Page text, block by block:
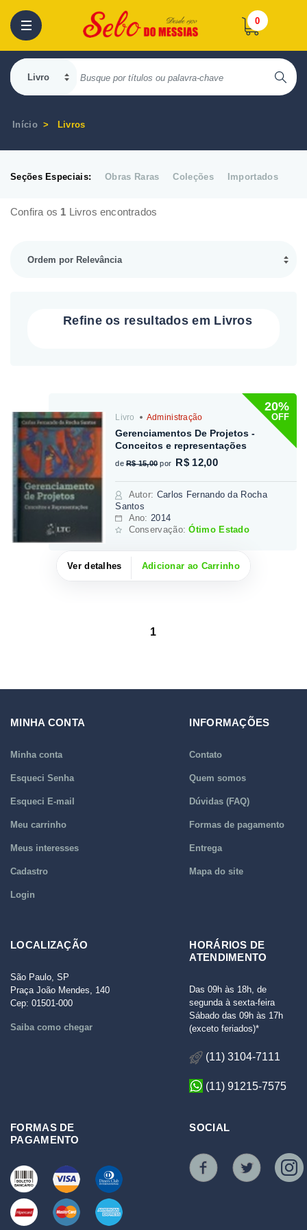
0
Início Livros
Seções Especiais: Obras Raras Coleções Importados
Confira os 1 Livros encontrados
Refine os resultados em Livros
20%
OFF
Livro Administração
Gerenciamentos De Projetos -
Conceitos e representações
de R$ 15,00 por R$ 12,00
Autor: Carlos Fernando da Rocha
Santos
Ano: 2014
Conservação:Ótimo Estado
Ver detalhes Adicionar ao Carrinho
1
MINHA CONTA
Minha conta
Esqueci Senha
Esqueci E-mail
Meu carrinho
Meus interesses
Cadastro
Login
INFORMAÇÕES
Contato
Quem somos
Dúvidas (FAQ)
Formas de pagamento
Entrega
Mapa do site
LOCALIZAÇÃO
São Paulo, SP
Praça João Mendes, 140
Cep: 01501-000
Saiba como chegar
HORÁRIOS DE
ATENDIMENTO
Das 09h às 18h, de
segunda à sexta-feira
Sábado das 09h às 17h
(exceto feriados)*
(11) 3104-7111
(11) 91215-7575
FORMAS DE
PAGAMENTO
SOCIAL